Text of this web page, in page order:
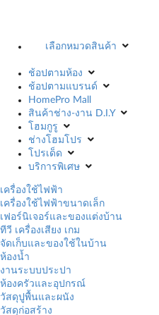
เลือกหมวดสินค้า
ช้อปตามห้อง
ช้อปตามแบรนด์
HomePro Mall
สินค้าช่าง-งาน D.I.Y
โฮมกูรู
ช่างโฮมโปร
โปรเด็ด
บริการพิเศษ
เครื่องใช้ไฟฟ้า
เครื่องใช้ไฟฟ้าขนาดเล็ก
เฟอร์นิเจอร์และของแต่งบ้าน
ทีวี เครื่องเสียง เกม
จัดเก็บและของใช้ในบ้าน
ห้องน้ำ
งานระบบประปา
ห้องครัวและอุปกรณ์
วัสดุปูพื้นและผนัง
วัสดุก่อสร้าง